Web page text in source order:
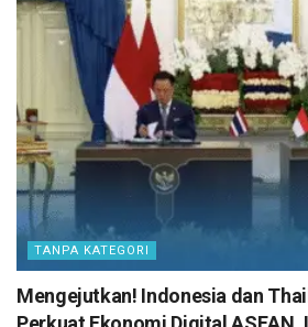
TANPA KATEGORI
Mengejutkan! Indonesia dan